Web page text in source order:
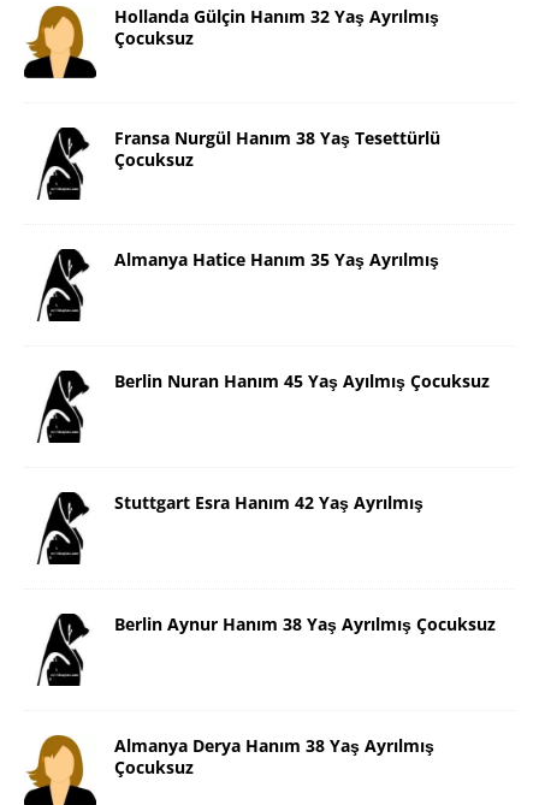
Hollanda Gülçin Hanım 32 Yaş Ayrılmış
Çocuksuz
Fransa Nurgül Hanım 38 Yaş Tesettürlü
Çocuksuz
Almanya Hatice Hanım 35 Yaş Ayrılmış
Berlin Nuran Hanım 45 Yaş Ayılmış Çocuksuz
Stuttgart Esra Hanım 42 Yaş Ayrılmış
Berlin Aynur Hanım 38 Yaş Ayrılmış Çocuksuz
Almanya Derya Hanım 38 Yaş Ayrılmış
Çocuksuz